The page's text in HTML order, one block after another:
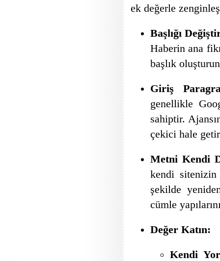
ek değerle
Başlığı
Haberin ana
başlık
Giriş
genellikle
sahiptir.
çekici hale
Metni Kendi
kendi
şekilde
cümle
Değer Katın:
Kendi